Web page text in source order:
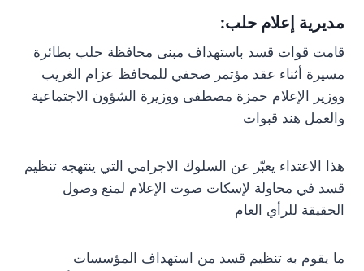
مديرية إعلام حلب:
قامت قوات قسد باستهداف مبنى محافظة حلب بطائرة
مسيرة أثناء عقد مؤتمر صحفي للمحافظ عزام الغريب
ووزير الإعلام حمزة مصطفى ووزيرة الشؤون الاجتماعية
والعمل هند قبوات
هذا الاعتداء يعبّر عن السلوك الاجرامي التي ينتهجه تنظيم
قسد في محاولة لإسكات صوت الإعلام لمنع وصول
الحقيقة للرأي العام
ما يقوم به تنظيم قسد من استهداف المؤسسات